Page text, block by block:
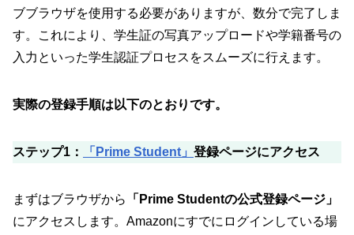
ブブラウザを使用する必要がありますが、数分で完了しま
す。これにより、学生証の写真アップロードや学籍番号の
入力といった学生認証プロセスをスムーズに行えます。
実際の登録手順は以下のとおりです。
ステップ1： 「Prime Student」 登録ページにアクセス
まずはブラウザから
「Prime Studentの公式登録ページ」
にアクセスします。Amazonにすでにログインしている場